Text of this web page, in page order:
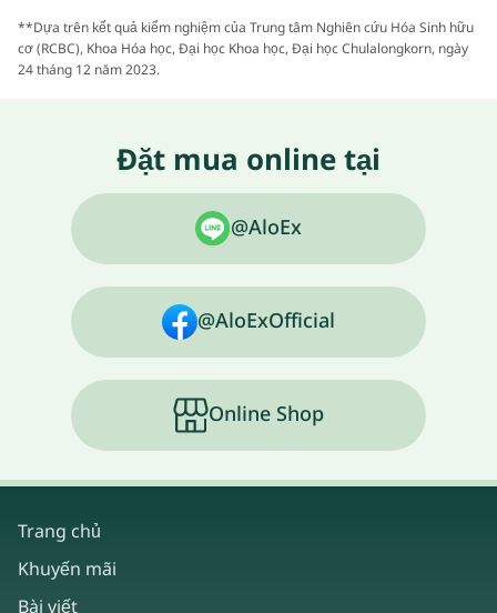
**Dựa trên kết quả kiểm nghiệm của Trung tâm Nghiên cứu Hóa Sinh hữu
cơ (RCBC), Khoa Hóa học, Đại học Khoa học, Đại học Chulalongkorn, ngày
24 tháng 12 năm 2023.
Đặt mua online tại
@AloEx
@AloExOfficial
Online Shop
Trang chủ
Khuyến mãi
Bài viết